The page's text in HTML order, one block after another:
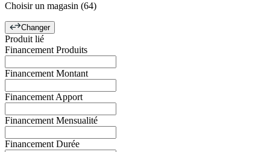
Choisir un magasin (64)
Changer
Produit lié
Financement Produits
Financement Montant
Financement Apport
Financement Mensualité
Financement Durée